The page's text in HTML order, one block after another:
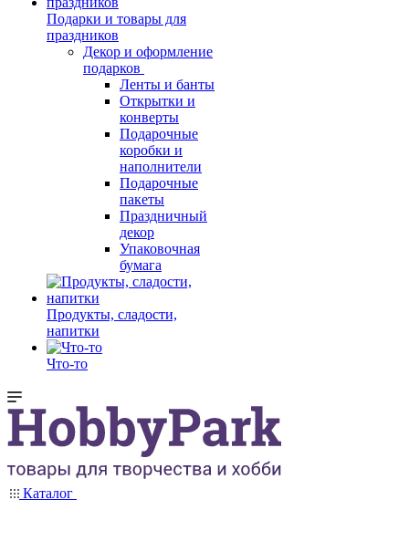
Подарки и товары для
праздников
Декор и оформление
подарков
Ленты и банты
Открытки и
конверты
Подарочные
коробки и
наполнители
Подарочные
пакеты
Праздничный
декор
Упаковочная
бумага
Продукты, сладости,
напитки
Что-то
Каталог